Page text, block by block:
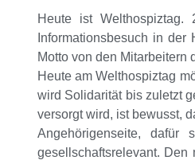
Heute ist
Informationsbesuch in
Motto von den Mitarbeitern
Heute am Welthospiztag
wird Solidarität bis zuletzt
versorgt wird, ist bewusst,
Angehörigenseite,
gesellschaftsrelevant.